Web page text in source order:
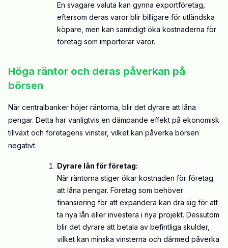
En svagare valuta kan gynna exportföretag,
eftersom deras varor blir billigare för utländska
köpare, men kan samtidigt öka kostnaderna för
företag som importerar varor.
Höga räntor och deras påverkan på
börsen
När centralbanker höjer räntorna, blir det dyrare att låna
pengar. Detta har vanligtvis en dämpande effekt på ekonomisk
tillväxt och företagens vinster, vilket kan påverka börsen
negativt.
Dyrare lån för företag:
När räntorna stiger ökar kostnaden för företag
att låna pengar. Företag som behöver
finansiering för att expandera kan dra sig för att
ta nya lån eller investera i nya projekt. Dessutom
blir det dyrare att betala av befintliga skulder,
vilket kan minska vinsterna och därmed påverka